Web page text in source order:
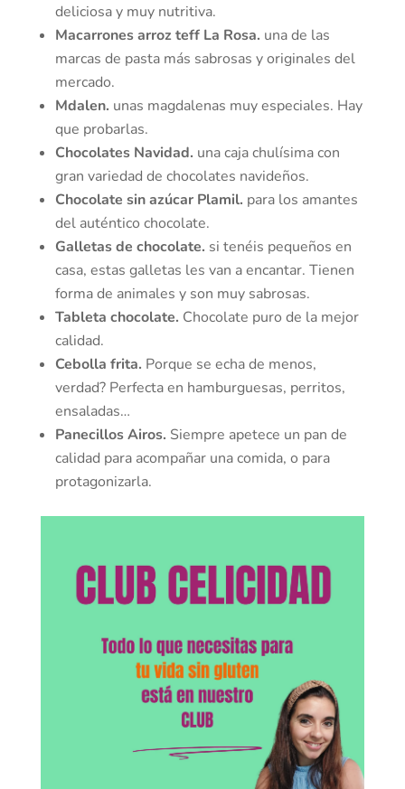
deliciosa y muy nutritiva.
Macarrones arroz teff La Rosa. una de las
marcas de pasta más sabrosas y originales del
mercado.
Mdalen. unas magdalenas muy especiales. Hay
que probarlas.
Chocolates Navidad. una caja chulísima con
gran variedad de chocolates navideños.
Chocolate sin azúcar Plamil. para los amantes
del auténtico chocolate.
Galletas de chocolate. si tenéis pequeños en
casa, estas galletas les van a encantar. Tienen
forma de animales y son muy sabrosas.
Tableta chocolate. Chocolate puro de la mejor
calidad.
Cebolla frita. Porque se echa de menos,
verdad? Perfecta en hamburguesas, perritos,
ensaladas…
Panecillos Airos. Siempre apetece un pan de
calidad para acompañar una comida, o para
protagonizarla.